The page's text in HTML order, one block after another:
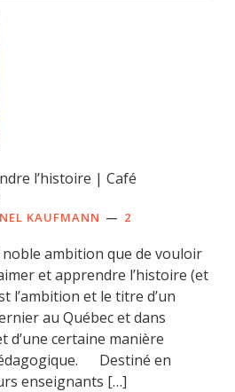
l’histoire | Café
KAUFMANN
2
ambition que de vouloir
et apprendre l’histoire (et
l’ambition et le titre d’un
au Québec et dans
d’une certaine manière
Destiné en
enseignants […]